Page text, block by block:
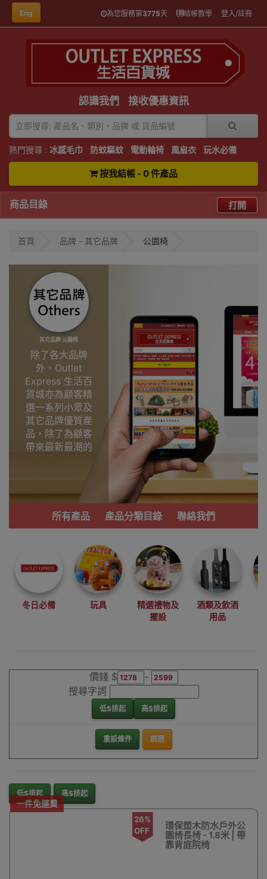
Eng 為您服務第3775天 結帳教學 登入/註冊
認識我們 接收優惠資訊
熱門搜尋 : 冰感毛巾 防蚊驅蚊 電動輪椅 風扇衣 玩水必備
按我結帳 - 0 件產品
商品目錄 打開
首頁 品牌 - 其它品牌 公園椅
其它品牌 公園椅
除了各大品牌
外，Outlet
Express 生活百
貨城亦為顧客精
選一系列小眾及
其它品牌優質產
品，除了為顧客
帶來最新最潮的
產品外，亦包括
功能齊備的產
品。
我們每月會固定
尋找最更新、最
潮、有特色而且
優惠的優質產
品，從用家的角
度為你帶來你的
最好選擇。
所有產品 產品分類目錄 聯絡我們
冬日必備 玩具
精選禮物及
擺設
酒類及飲酒
用品
價錢 $
-
搜尋字詞
低$排起 高$排起
重設條件 篩選
低$排起 高$排起
一件免運費
26%
OFF
環保塑木防水戶外公
園椅長椅 - 1.8米 | 帶
靠背庭院椅